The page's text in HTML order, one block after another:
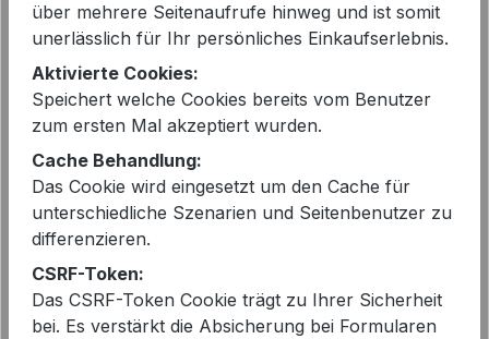
EAN:2000298160521
Artikelnummer:BRIANA 51PS260A bunt
Beschreibung
Wunderschöne Shirtbluse von Hale
Bob aus Los Angeles aus einem sehr
hochwertigen, gewaschenen Chiffon
mit Seide. Die Bluse i…Mehr
über mehrere Seitenaufrufe hinweg und ist somit
unerlässlich für Ihr persönliches Einkaufserlebnis.
Aktivierte Cookies:
Speichert welche Cookies bereits vom Benutzer
zum ersten Mal akzeptiert wurden.
Cache Behandlung:
Das Cookie wird eingesetzt um den Cache für
unterschiedliche Szenarien und Seitenbenutzer zu
differenzieren.
CSRF-Token:
Das CSRF-Token Cookie trägt zu Ihrer Sicherheit
bei. Es verstärkt die Absicherung bei Formularen